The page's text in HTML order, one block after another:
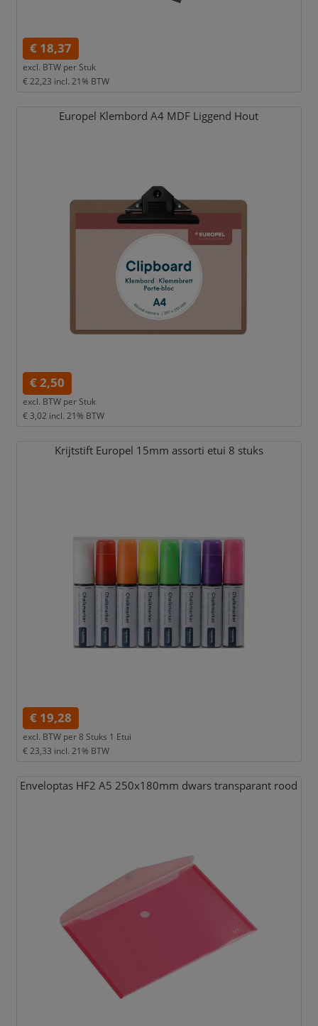
€ 18,37
excl. BTW per Stuk
€ 22,23 incl. 21% BTW
Europel Klembord A4 MDF Liggend Hout
€ 2,50
excl. BTW per Stuk
€ 3,02 incl. 21% BTW
Krijtstift Europel 15mm assorti etui 8 stuks
€ 19,28
excl. BTW per8 Stuks 1 Etui
€ 23,33 incl. 21% BTW
Enveloptas HF2 A5 250x180mm dwars transparant rood